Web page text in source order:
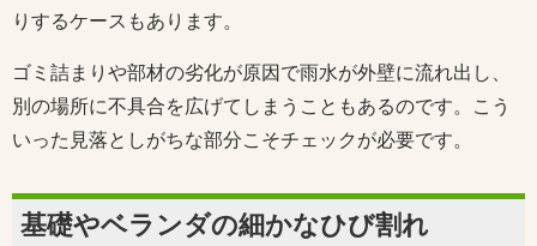
りするケースもあります。
ゴミ詰まりや部材の劣化が原因で雨水が外壁に流れ出し、
別の場所に不具合を広げてしまうこともあるのです。こう
いった見落としがちな部分こそチェックが必要です。
基礎やベランダの細かなひび割れ